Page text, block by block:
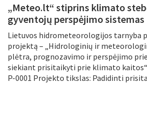
„Meteo.lt“ stiprins klimato
gyventojų perspėjimo sistemas
Lietuvos hidrometeorologijos tarnyba
projektą – „Hidrologinių ir
plėtra, prognozavimo ir perspėjimo
siekiant prisitaikyti prie klimato
P-0001 Projekto tikslas: Padidinti